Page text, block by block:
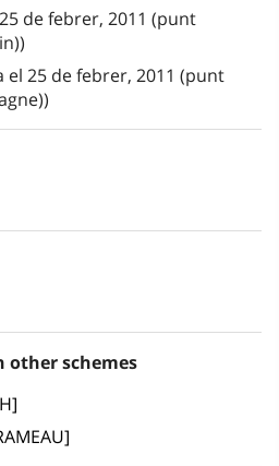
de febrer, 2011 (punt
el 25 de febrer, 2011 (punt
other schemes